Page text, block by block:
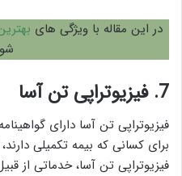
در این مقاله با ویژگی های
7. فیزیوتراپی تن آسا
فیزیوتراپی تن آسا دارای
برای کسانی که بیمه تکمیلی
فیزیوتراپی تن آسا، خدماتی از